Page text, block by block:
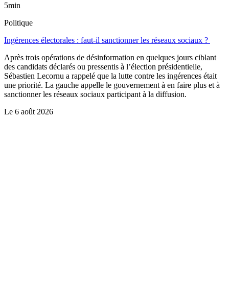
5min
Politique
Ingérences électorales : faut-il sanctionner les réseaux sociaux ?
Après trois opérations de désinformation en quelques jours ciblant
des candidats déclarés ou pressentis à l’élection présidentielle,
Sébastien Lecornu a rappelé que la lutte contre les ingérences était
une priorité. La gauche appelle le gouvernement à en faire plus et à
sanctionner les réseaux sociaux participant à la diffusion.
Le 6 août 2026